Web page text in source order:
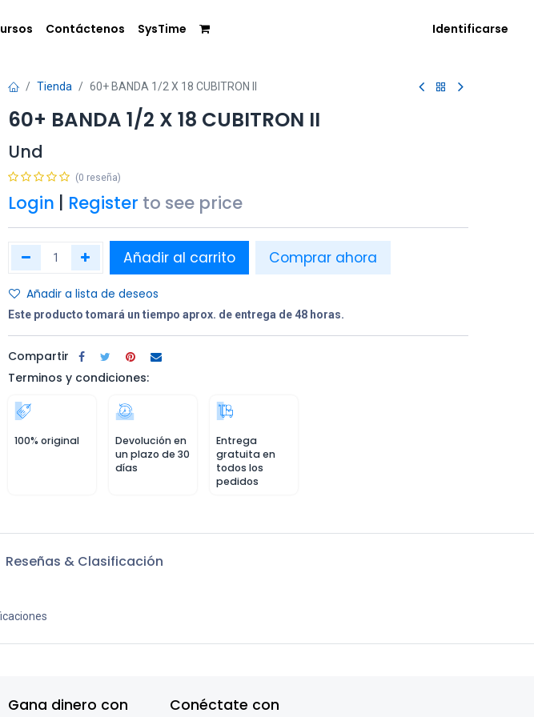
Contáctenos SysTime Identificarse
Tienda 60+ BANDA 1/2 X 18 CUBITRON II
60+ BANDA 1/2 X 18 CUBITRON II
Und
(0 reseña)
Login Register to see price
Añadir al carrito Comprar ahora
Añadir a lista de deseos
Este producto tomará un tiempo aprox. de entrega de 48 horas.
Compartir
Terminos y condiciones:
100% original
Devolución en
un plazo de 30
días
Entrega
gratuita en
todos los
pedidos
Reseñas & Clasificación
Gana dinero con
Conéctate con